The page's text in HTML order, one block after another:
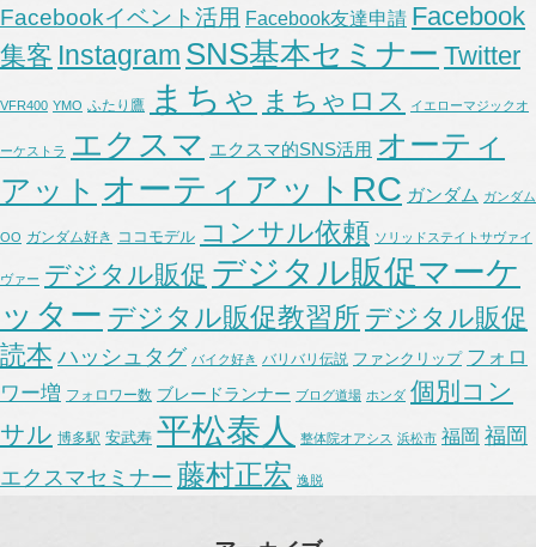
Facebookイベント活用 Facebook友達申請 Facebook
集客 Instagram SNS基本セミナー Twitter
VFR400 YMO ふたり鷹 まちゃ まちゃロス イエローマジックオ
ーケストラ エクスマ エクスマ的SNS活用 オーティ
アット オーティアットRC ガンダム ガンダム
OO ガンダム好き ココモデル コンサル依頼 ソリッドステイトサヴァイ
ヴァー デジタル販促 デジタル販促マーケ
ッター デジタル販促教習所 デジタル販促
読本 ハッシュタグ バイク好き バリバリ伝説 ファンクリップ フォロ
ワー増 フォロワー数 ブレードランナー ブログ道場 ホンダ 個別コン
サル 博多駅 安武寿 平松泰人 整体院オアシス 浜松市 福岡 福岡
エクスマセミナー 藤村正宏 逸脱